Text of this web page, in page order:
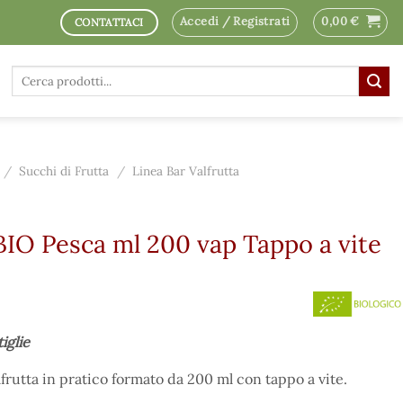
CONTATTACI Accedi / Registrati 0,00€
Cerca:
/ Succhi di Frutta / Linea Bar Valfrutta
Pesca ml 200 vap Tappo a vite
in pratico formato da 200 ml con tappo a vite.